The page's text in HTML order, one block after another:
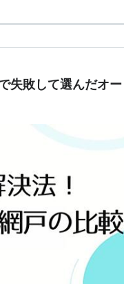
失敗して選んだオー